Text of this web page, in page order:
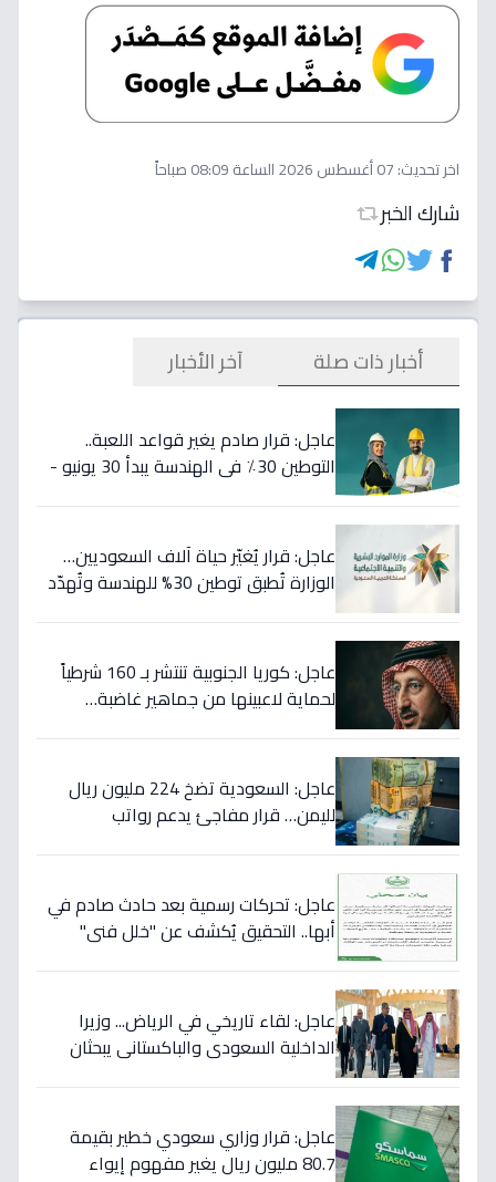
اخر تحديث:07 أغسطس 2026 الساعة 08:09 صباحاً
شارك الخبر
أخبار ذات صلة آخر الأخبار
عاجل: قرار صادم يغير قواعد اللعبة..
التوطين 30٪ في الهندسة يبدأ 30 يونيو -
عاجل: قرار يُغيّر حياة آلاف السعوديين…
الوزارة تُطبق توطين 30% للهندسة وتُهدّد
عاجل: كوريا الجنوبية تنتشر بـ 160 شرطياً
لحماية لاعبينها من جماهير غاضبة…
عاجل: السعودية تضخ 224 مليون ريال
لليمن… قرار مفاجئ يدعم رواتب
عاجل: تحركات رسمية بعد حادث صادم في
أبها.. التحقيق يُكشف عن "خلل فني"
عاجل: لقاء تاريخي في الرياض... وزيرا
الداخلية السعودي والباكستاني يبحثان
عاجل: قرار وزاري سعودي خطير بقيمة
80.7 مليون ريال يغير مفهوم إيواء